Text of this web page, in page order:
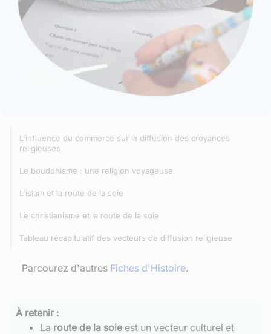
L'influence du commerce sur la diffusion des croyances
religieuses
Le bouddhisme : une religion voyageuse
L'islam et la route de la soie
Le christianisme et la route de la soie
Tableau récapitulatif des vecteurs de diffusion religieuse
Parcourez d'autres Fiches d'Histoire.
À retenir :
La route de la soie est un vecteur culturel et